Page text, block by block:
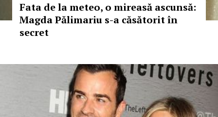
Fata de la meteo, o mireasă ascunsă:
Magda Pălimariu s-a căsătorit în
secret